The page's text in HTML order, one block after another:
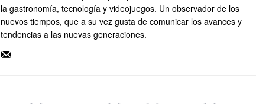
la gastronomía, tecnología y videojuegos. Un observador de los
nuevos tiempos, que a su vez gusta de comunicar los avances y
tendencias a las nuevas generaciones.